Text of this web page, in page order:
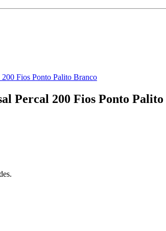
200 Fios Ponto Palito Branco
Percal 200 Fios Ponto